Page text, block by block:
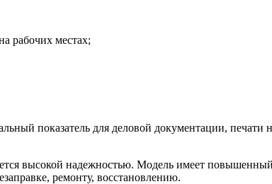
рабочих местах;
показатель для деловой документации, печати
высокой надежностью. Модель имеет
ремонту, восстановлению.